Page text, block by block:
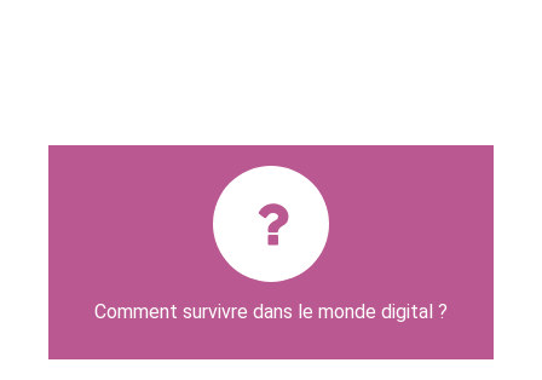
Comment survivre dans le monde digital ?
Commander l’ouvrage d’Alexia Guggémos
LE GUIDE DE SURVIE DIGITALE